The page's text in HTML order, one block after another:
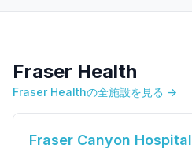
Fraser Health
Fraser Healthの全施設を見る →
Fraser Canyon Hospital